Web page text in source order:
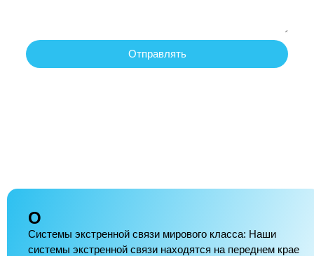
Отправлять
О
Системы экстренной связи мирового класса: Наши
системы экстренной связи находятся на переднем крае